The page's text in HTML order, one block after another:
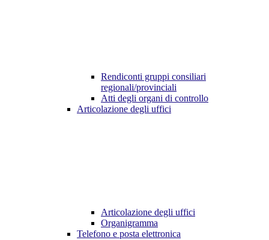
Rendiconti gruppi consiliari
regionali/provinciali
Atti degli organi di controllo
Articolazione degli uffici
Articolazione degli uffici
Organigramma
Telefono e posta elettronica